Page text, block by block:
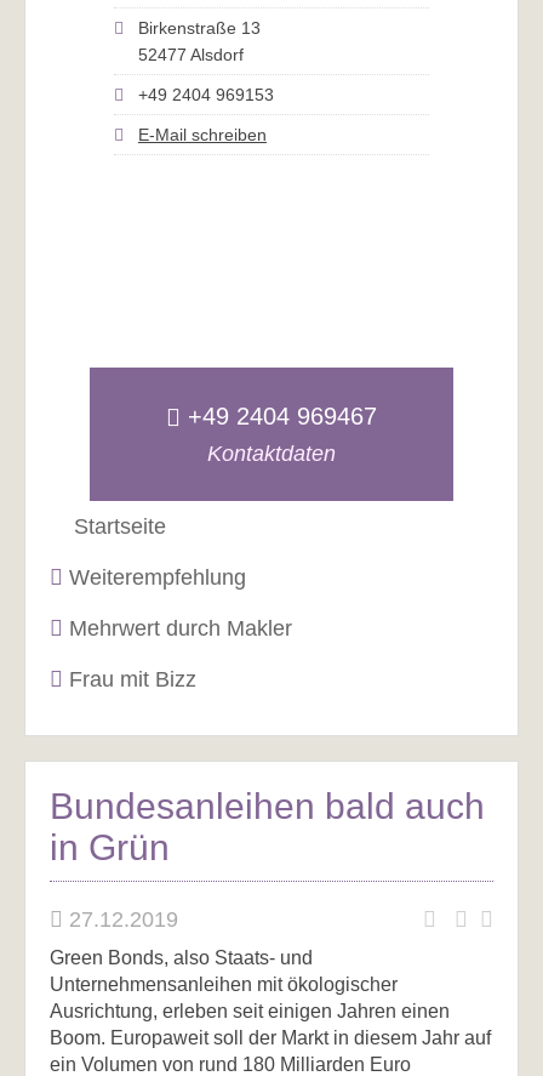
Birkenstraße 13
52477 Alsdorf
+49 2404 969153
E-Mail schreiben
+49 2404 969467
Kontaktdaten
Startseite
Weiterempfehlung
Mehrwert durch Makler
Frau mit Bizz
Bundesanleihen bald auch
in Grün
27.12.2019
Green Bonds, also Staats- und
Unternehmensanleihen mit ökologischer
Ausrichtung, erleben seit einigen Jahren einen
Boom. Europaweit soll der Markt in diesem Jahr auf
ein Volumen von rund 180 Milliarden Euro